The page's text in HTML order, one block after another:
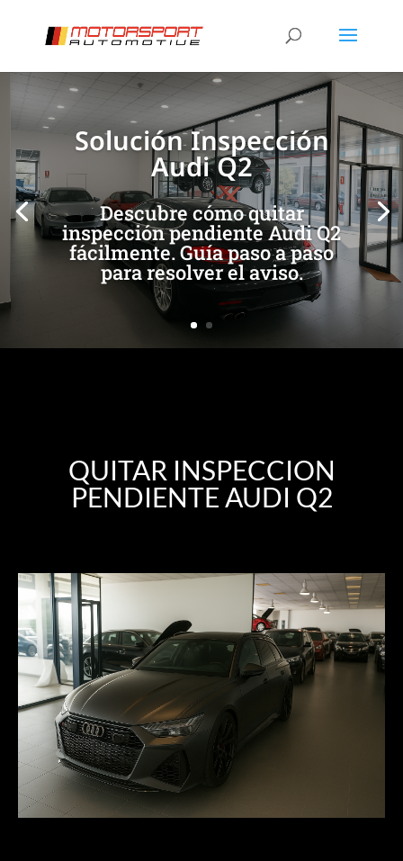
Solución Inspección
Audi Q2
Descubre cómo quitar
inspección pendiente Audi Q2
fácilmente. Guía paso a paso
para resolver el aviso.
[/et_pb_slide] [/et_pb_slide]
QUITAR INSPECCION
PENDIENTE AUDI Q2